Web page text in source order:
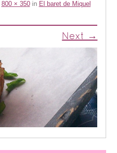
800 × 350in El baret de Miquel
Next →